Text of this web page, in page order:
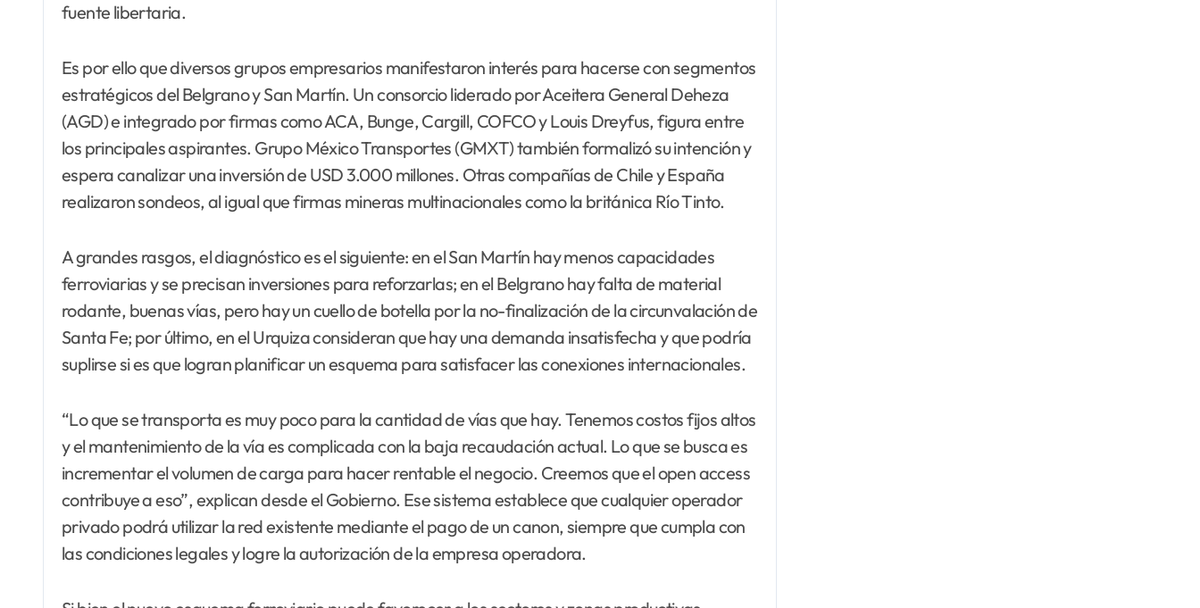
fuente libertaria.
Es por ello que diversos grupos empresarios manifestaron interés para hacerse con segmentos
estratégicos del Belgrano y San Martín. Un consorcio liderado por Aceitera General Deheza
(AGD) e integrado por firmas como ACA, Bunge, Cargill, COFCO y Louis Dreyfus, figura entre
los principales aspirantes. Grupo México Transportes (GMXT) también formalizó su intención y
espera canalizar una inversión de USD 3.000 millones. Otras compañías de Chile y España
realizaron sondeos, al igual que firmas mineras multinacionales como la británica Río Tinto.
A grandes rasgos, el diagnóstico es el siguiente: en el San Martín hay menos capacidades
ferroviarias y se precisan inversiones para reforzarlas; en el Belgrano hay falta de material
rodante, buenas vías, pero hay un cuello de botella por la no-finalización de la circunvalación de
Santa Fe; por último, en el Urquiza consideran que hay una demanda insatisfecha y que podría
suplirse si es que logran planificar un esquema para satisfacer las conexiones internacionales.
“Lo que se transporta es muy poco para la cantidad de vías que hay. Tenemos costos fijos altos
y el mantenimiento de la vía es complicada con la baja recaudación actual. Lo que se busca es
incrementar el volumen de carga para hacer rentable el negocio. Creemos que el open access
contribuye a eso”, explican desde el Gobierno. Ese sistema establece que cualquier operador
privado podrá utilizar la red existente mediante el pago de un canon, siempre que cumpla con
las condiciones legales y logre la autorización de la empresa operadora.